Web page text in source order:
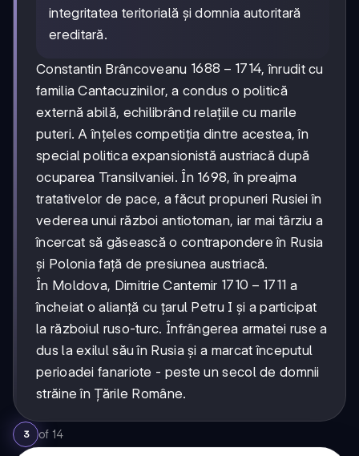
integritatea teritorială și domnia autoritară
ereditară.
Constantin Brâncoveanu 1688-
1714
1688 − 1714, înrudit cu
familia Cantacuzinilor, a condus o politică
externă abilă, echilibrând relațiile cu marile
puteri. A înțeles competiția dintre acestea, în
special politica expansionistă austriacă după
ocuparea Transilvaniei. În 1698, în preajma
tratativelor de pace, a făcut propuneri Rusiei în
vederea unui război antiotoman, iar mai târziu a
încercat să găsească o contrapondere în Rusia
și Polonia față de presiunea austriacă.
În Moldova, Dimitrie Cantemir 1710-
1711
1710 − 1711 a
încheiat o alianță cu țarul Petru I și a participat
la războiul ruso-turc. Înfrângerea armatei ruse a
dus la exilul său în Rusia și a marcat începutul
perioadei fanariote - peste un secol de domnii
străine în Țările Române.
3 of 14